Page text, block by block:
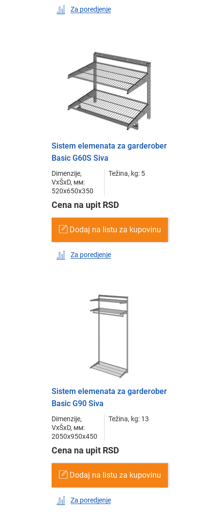
Za poredjenje
Sistem elemenata za garderober
Basic G60S Siva
Dimenzije,
VxŠxD, мм:
520x650x350
Težina, kg: 5
Cena na upit RSD
Dodaj na listu za kupovinu
Za poredjenje
Sistem elemenata za garderober
Basic G90 Siva
Dimenzije,
VxŠxD, мм:
2050x950x450
Težina, kg: 13
Cena na upit RSD
Dodaj na listu za kupovinu
Za poredjenje